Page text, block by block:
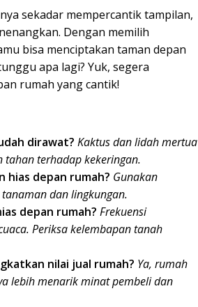
sekadar mempercantik tampilan,
Dengan memilih
bisa menciptakan taman depan
apa lagi? Yuk, segera
rumah yang cantik!
dirawat? Kaktus dan lidah mertua
terhadap kekeringan.
hias depan rumah? Gunakan
dan lingkungan.
depan rumah? Frekuensi
Periksa kelembapan tanah
nilai jual rumah? Ya, rumah
lebih menarik minat pembeli dan